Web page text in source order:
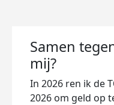
Samen
mij?
In 2026 ren ik de
2026 om geld op